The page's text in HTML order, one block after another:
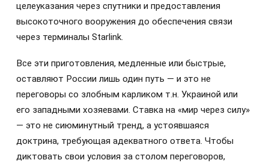
целеуказания через спутники и предоставления
высокоточного вооружения до обеспечения связи
через терминалы Starlink.
Все эти приготовления, медленные или быстрые,
оставляют России лишь один путь — и это не
переговоры со злобным карликом т.н. Украиной или
его западными хозяевами. Ставка на «мир через силу»
— это не сиюминутный тренд, а устоявшаяся
доктрина, требующая адекватного ответа. Чтобы
диктовать свои условия за столом переговоров,